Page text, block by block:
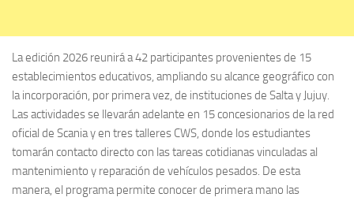
La edición 2026 reunirá a 42 participantes provenientes de 15
establecimientos educativos, ampliando su alcance geográfico con
la incorporación, por primera vez, de instituciones de Salta y Jujuy.
Las actividades se llevarán adelante en 15 concesionarios de la red
oficial de Scania y en tres talleres CWS, donde los estudiantes
tomarán contacto directo con las tareas cotidianas vinculadas al
mantenimiento y reparación de vehículos pesados. De esta
manera, el programa permite conocer de primera mano las